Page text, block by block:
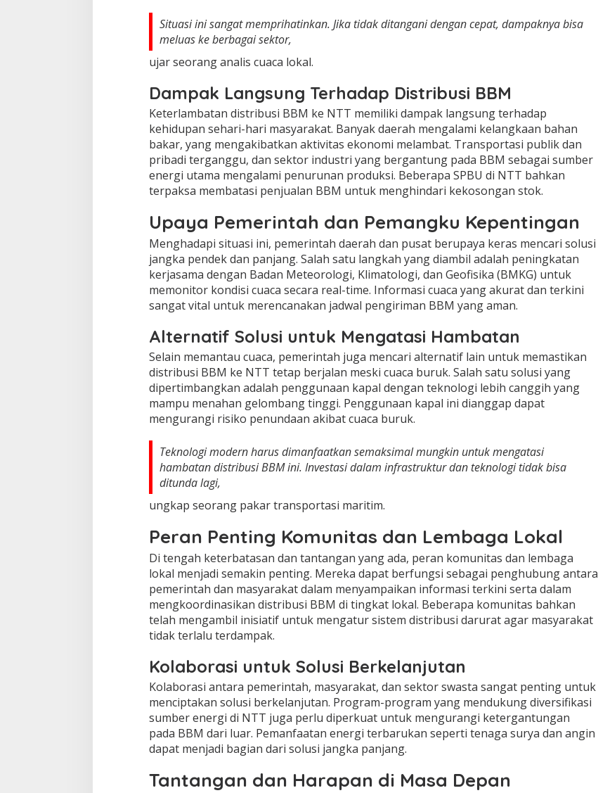
Situasi ini sangat memprihatinkan. Jika tidak ditangani dengan cepat, dampaknya bisa
meluas ke berbagai sektor,
ujar seorang analis cuaca lokal.
Dampak Langsung Terhadap Distribusi BBM
Keterlambatan distribusi BBM ke NTT memiliki dampak langsung terhadap
kehidupan sehari-hari masyarakat. Banyak daerah mengalami kelangkaan bahan
bakar, yang mengakibatkan aktivitas ekonomi melambat. Transportasi publik dan
pribadi terganggu, dan sektor industri yang bergantung pada BBM sebagai sumber
energi utama mengalami penurunan produksi. Beberapa SPBU di NTT bahkan
terpaksa membatasi penjualan BBM untuk menghindari kekosongan stok.
Upaya Pemerintah dan Pemangku Kepentingan
Menghadapi situasi ini, pemerintah daerah dan pusat berupaya keras mencari solusi
jangka pendek dan panjang. Salah satu langkah yang diambil adalah peningkatan
kerjasama dengan Badan Meteorologi, Klimatologi, dan Geofisika (BMKG) untuk
memonitor kondisi cuaca secara real-time. Informasi cuaca yang akurat dan terkini
sangat vital untuk merencanakan jadwal pengiriman BBM yang aman.
Alternatif Solusi untuk Mengatasi Hambatan
Selain memantau cuaca, pemerintah juga mencari alternatif lain untuk memastikan
distribusi BBM ke NTT tetap berjalan meski cuaca buruk. Salah satu solusi yang
dipertimbangkan adalah penggunaan kapal dengan teknologi lebih canggih yang
mampu menahan gelombang tinggi. Penggunaan kapal ini dianggap dapat
mengurangi risiko penundaan akibat cuaca buruk.
Teknologi modern harus dimanfaatkan semaksimal mungkin untuk mengatasi
hambatan distribusi BBM ini. Investasi dalam infrastruktur dan teknologi tidak bisa
ditunda lagi,
ungkap seorang pakar transportasi maritim.
Peran Penting Komunitas dan Lembaga Lokal
Di tengah keterbatasan dan tantangan yang ada, peran komunitas dan lembaga
lokal menjadi semakin penting. Mereka dapat berfungsi sebagai penghubung antara
pemerintah dan masyarakat dalam menyampaikan informasi terkini serta dalam
mengkoordinasikan distribusi BBM di tingkat lokal. Beberapa komunitas bahkan
telah mengambil inisiatif untuk mengatur sistem distribusi darurat agar masyarakat
tidak terlalu terdampak.
Kolaborasi untuk Solusi Berkelanjutan
Kolaborasi antara pemerintah, masyarakat, dan sektor swasta sangat penting untuk
menciptakan solusi berkelanjutan. Program-program yang mendukung diversifikasi
sumber energi di NTT juga perlu diperkuat untuk mengurangi ketergantungan
pada BBM dari luar. Pemanfaatan energi terbarukan seperti tenaga surya dan angin
dapat menjadi bagian dari solusi jangka panjang.
Tantangan dan Harapan di Masa Depan